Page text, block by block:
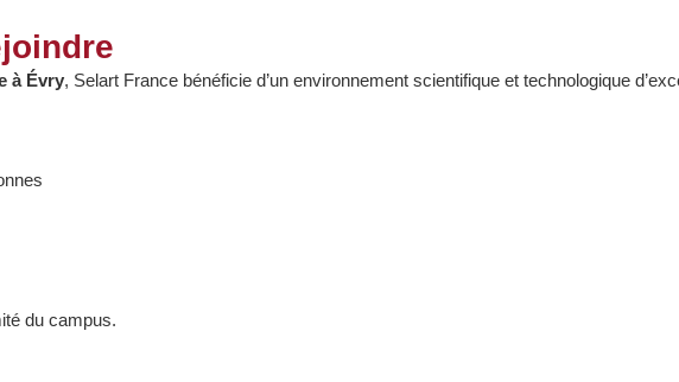
à Évry, Selart France bénéficie d’un environnement scientifique et technologique
du campus.